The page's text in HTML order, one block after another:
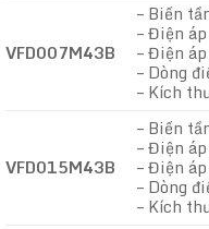
VFD007M43B
– Biến
– Điện
– Điện
– Dòng
– Kích
VFD015M43B
– Biến
– Điện
– Điện
– Dòng
– Kích